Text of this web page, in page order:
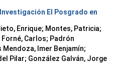
El Posgrado en
Enrique; Montes, Patricia;
Forné, Carlos; Padrón
Mendoza, Imer Benjamín;
Pilar; González Galván, Jorge